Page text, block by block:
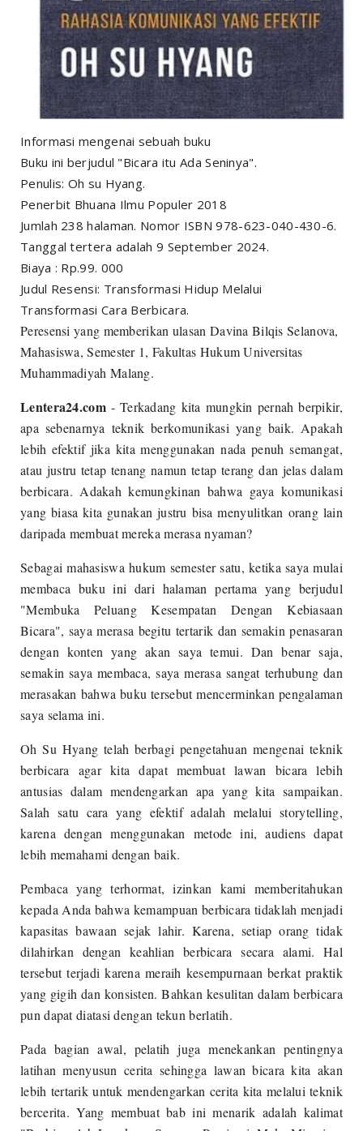
Informasi mengenai sebuah buku
Buku ini berjudul "Bicara itu Ada Seninya".
Penulis: Oh su Hyang.
Penerbit Bhuana Ilmu Populer 2018
Jumlah 238 halaman. Nomor ISBN 978-623-040-430-6.
Tanggal tertera adalah 9 September 2024.
Biaya : Rp.99. 000
Judul Resensi: Transformasi Hidup Melalui
Transformasi Cara Berbicara.
Peresensi yang memberikan ulasan Davina Bilqis Selanova,
Mahasiswa, Semester 1, Fakultas Hukum Universitas
Muhammadiyah Malang.
Lentera24.com- Terkadang kita mungkin pernah berpikir,
apa sebenarnya teknik berkomunikasi yang baik. Apakah
lebih efektif jika kita menggunakan nada penuh semangat,
atau justru tetap tenang namun tetap terang dan jelas dalam
berbicara. Adakah kemungkinan bahwa gaya komunikasi
yang biasa kita gunakan justru bisa menyulitkan orang lain
daripada membuat mereka merasa nyaman?
Sebagai mahasiswa hukum semester satu, ketika saya mulai
membaca buku ini dari halaman pertama yang berjudul
"Membuka Peluang Kesempatan Dengan Kebiasaan
Bicara", saya merasa begitu tertarik dan semakin penasaran
dengan konten yang akan saya temui. Dan benar saja,
semakin saya membaca, saya merasa sangat terhubung dan
merasakan bahwa buku tersebut mencerminkan pengalaman
saya selama ini.
Oh Su Hyang telah berbagi pengetahuan mengenai teknik
berbicara agar kita dapat membuat lawan bicara lebih
antusias dalam mendengarkan apa yang kita sampaikan.
Salah satu cara yang efektif adalah melalui storytelling,
karena dengan menggunakan metode ini, audiens dapat
lebih memahami dengan baik.
Pembaca yang terhormat, izinkan kami memberitahukan
kepada Anda bahwa kemampuan berbicara tidaklah menjadi
kapasitas bawaan sejak lahir. Karena, setiap orang tidak
dilahirkan dengan keahlian berbicara secara alami. Hal
tersebut terjadi karena meraih kesempurnaan berkat praktik
yang gigih dan konsisten. Bahkan kesulitan dalam berbicara
pun dapat diatasi dengan tekun berlatih.
Pada bagian awal, pelatih juga menekankan pentingnya
latihan menyusun cerita sehingga lawan bicara kita akan
lebih tertarik untuk mendengarkan cerita kita melalui teknik
bercerita. Yang membuat bab ini menarik adalah kalimat